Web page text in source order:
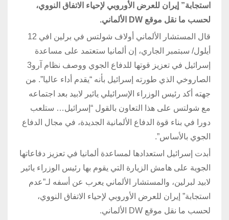
استجابة” إيران للعرض الأوروبي لإحياء الاتفاق النووي،
لحسب ما نقل موقع DW الألماني.
قال المستشار الألماني أولاف شولتس في برلين افي 12
أيلول/ سبتمبر الجاري، إن ألمانيا ستعتمد على مساعدة
إسرائيل في تعزيز قوتها للدفاع الجوي ووصف نظام آرو3
الصاروخي الذي طورته إسرائيل بأنه “يقدم أداء عاليا”. من
جهته أكد رئيس الوزراء الإسرائيلي يائير لابيد بعد اجتماعه
مع شولتس على هذا التعاون بالقول “إسرائيل… ستلعب
دورا في بناء قوة الدفاع الألمانية الجديدة، في مجال الدفاع
الجوي بالأساس”.
أبدت إسرائيل استعدادها لمساعدة ألمانيا في تعزيز دفاعاتها
الجوية على هامش الزيارة التي يقوم بها رئيس الوزراء يائير
لابيد لبرلين، والمستشار الألماني يعرب عن أسفه لـ”عدم
استجابة” إيران للعرض الأوروبي لإحياء الاتفاق النووي،
لحسب ما نقل موقع DW الألماني.